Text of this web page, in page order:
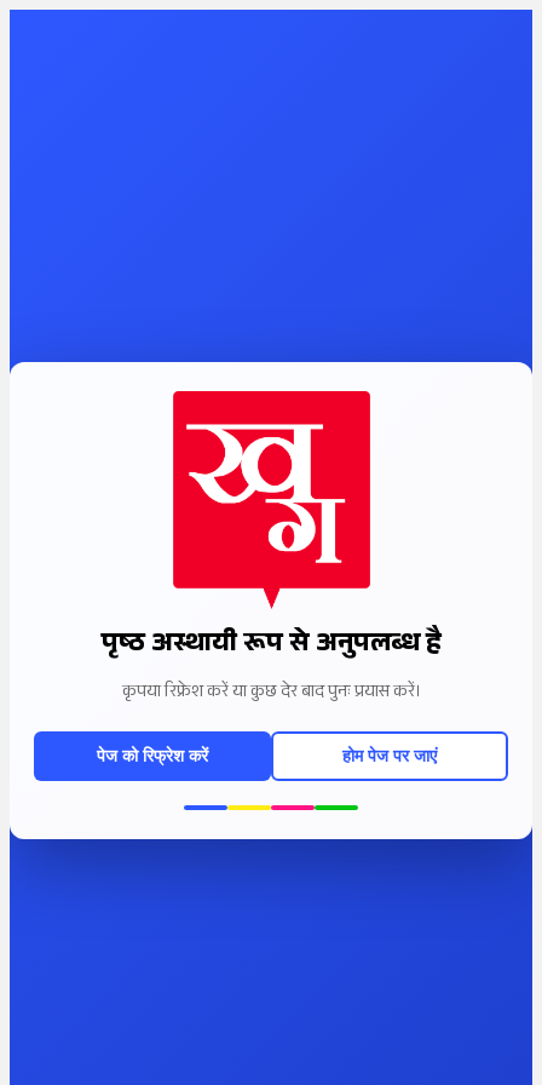
पृष्ठ अस्थायी रूप से अनुपलब्ध है
कृपया रिफ्रेश करें या कुछ देर बाद पुनः प्रयास करें।
पेज को रिफ्रेश करें होम पेज पर जाएं